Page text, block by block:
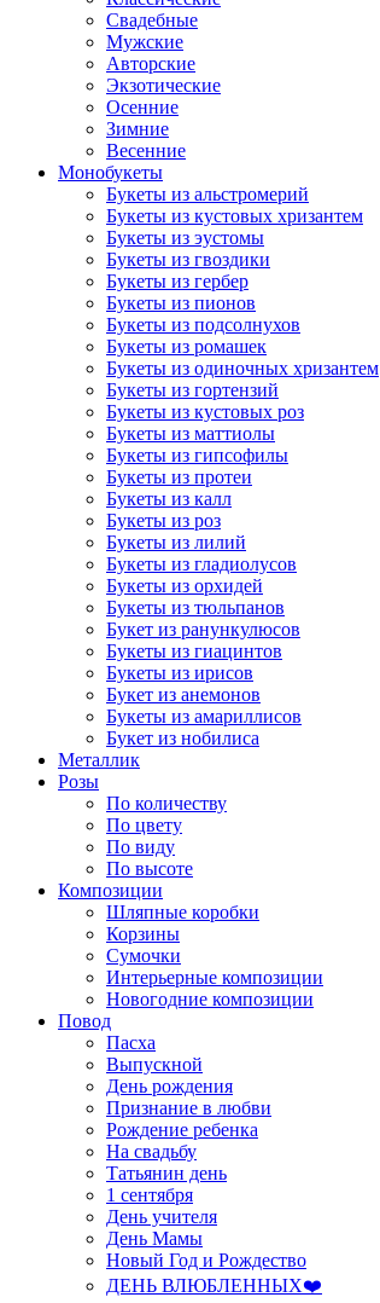
Свадебные
Мужские
Авторские
Экзотические
Осенние
Зимние
Весенние
Монобукеты
Букеты из альстромерий
Букеты из кустовых хризантем
Букеты из эустомы
Букеты из гвоздики
Букеты из гербер
Букеты из пионов
Букеты из подсолнухов
Букеты из ромашек
Букеты из одиночных хризантем
Букеты из гортензий
Букеты из кустовых роз
Букеты из маттиолы
Букеты из гипсофилы
Букеты из протеи
Букеты из калл
Букеты из роз
Букеты из лилий
Букеты из гладиолусов
Букеты из орхидей
Букеты из тюльпанов
Букет из ранункулюсов
Букеты из гиацинтов
Букеты из ирисов
Букет из анемонов
Букеты из амариллисов
Букет из нобилиса
Металлик
Розы
По количеству
По цвету
По виду
По высоте
Композиции
Шляпные коробки
Корзины
Сумочки
Интерьерные композиции
Новогодние композиции
Повод
Пасха
Выпускной
День рождения
Признание в любви
Рождение ребенка
На свадьбу
Татьянин день
1 сентября
День учителя
День Мамы
Новый Год и Рождество
ДЕНЬ ВЛЮБЛЕННЫХ❤️